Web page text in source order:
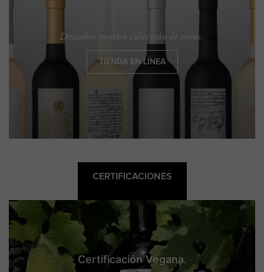
Descubre nuestra colección de vinos.
TIENDA EN LÍNEA
CERTIFICACIONES
Certificación Vegana.